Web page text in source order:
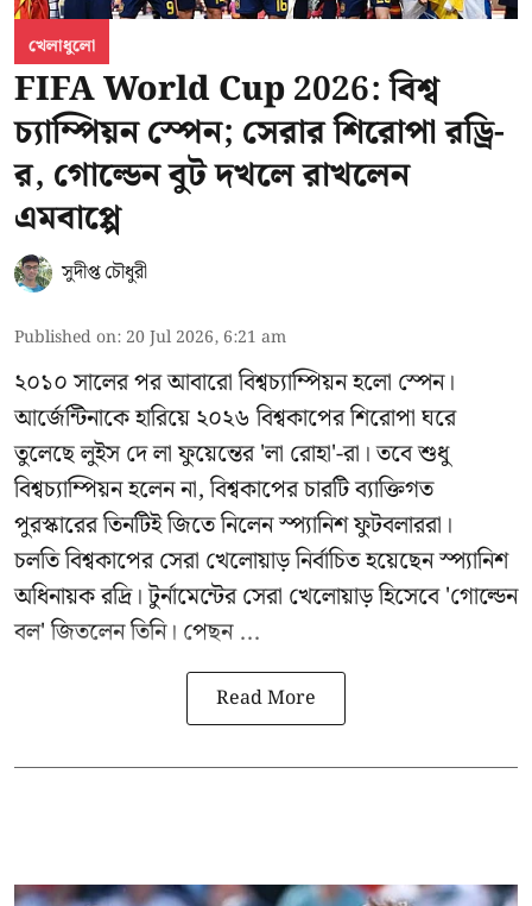
খেলাধুলো
FIFA World Cup 2026: বিশ্ব
চ্যাম্পিয়ন স্পেন; সেরার শিরোপা রড্রি-
র, গোল্ডেন বুট দখলে রাখলেন
এমবাপ্পে
সুদীপ্ত চৌধুরী
Published on: 20 Jul 2026, 6:21 am
২০১০ সালের পর আবারো বিশ্বচ্যাম্পিয়ন হলো স্পেন।
আর্জেন্টিনাকে হারিয়ে ২০২৬ বিশ্বকাপের শিরোপা ঘরে
তুলেছে লুইস দে লা ফুয়েন্তের 'লা রোহা'-রা। তবে শুধু
বিশ্বচ্যাম্পিয়ন হলেন না, বিশ্বকাপের চারটি ব্যাক্তিগত
পুরস্কারের তিনটিই জিতে নিলেন স্প্যানিশ ফুটবলাররা।
চলতি বিশ্বকাপের সেরা খেলোয়াড় নির্বাচিত হয়েছেন স্প্যানিশ
অধিনায়ক রদ্রি। টুর্নামেন্টের সেরা খেলোয়াড় হিসেবে 'গোল্ডেন
বল' জিতলেন তিনি। পেছন ...
Read More